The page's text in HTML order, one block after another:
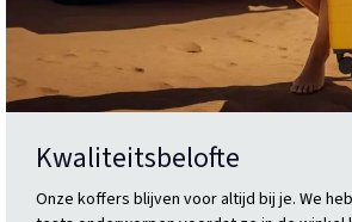
Kwaliteitsbelofte
Onze koffers blijven voor altijd bij je. We